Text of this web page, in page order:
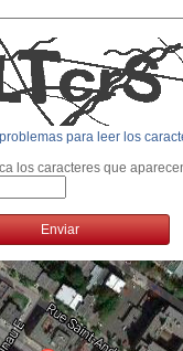
para leer los
los caracteres que
Enviar